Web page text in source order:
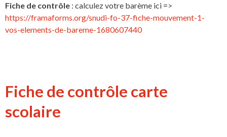
Fiche de contrôle : calculez votre barème ici =>
https://framaforms.org/snudi-fo-37-fiche-mouvement-1-
vos-elements-de-bareme-1680607440
Fiche de contrôle carte
scolaire